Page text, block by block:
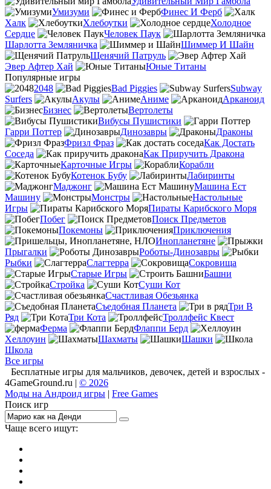
Умизуми
Финес И Ферб
Халк
Хлебоутки
Холодное
Сердце
Человек Паук
Шарлотта Земляничка
Шиммер И Шайн
Щенячий Патруль
Эвер Афтер Хай
Юные Титаны
Популярные игры
2048
Bad Piggies
Subway
Surfers
Акулы Аниме
Арканоид
Бизнес
Вертолеты
Вибусы Пушистики
Гарри Поттер
Динозавры
Драконы
Фризл Фраз
Как Достать
Соседа
Как Приручить Дракона
Карточные Игры
Корабли
Котенок Бубу
Лабиринты
Маджонг
Машина Ест
Машину
Монстры
Настольные
Игры
Пираты Карибского Моря
Побег
Поиск Предметов
Покемоны
Приключения
Инопланетяне
Прыгалки
Роботы-Динозавры
Рыбки
Слагтерра
Сокровища
Старые Игры
Башни
Стройка
Суши Кот
Счастливая Обезьянка
Съедобная Планета
Три В
Ряд
Три Кота
Троллфейс Квест
Ферма
Флаппи Берд
Хеллоуин
Шахматы
Шашки
Школа
Все игры
Бесплатные игры для мальчиков, девочек, детей и взрослых -
4GameGround.ru | © 2026
Моды на Андроид игры | Free Games
Поиск игр
Чаще всего ищут: